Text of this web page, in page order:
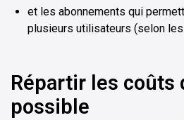
et les abonnements qui
plusieurs utilisateurs (selon
Répartir les coûts
possible